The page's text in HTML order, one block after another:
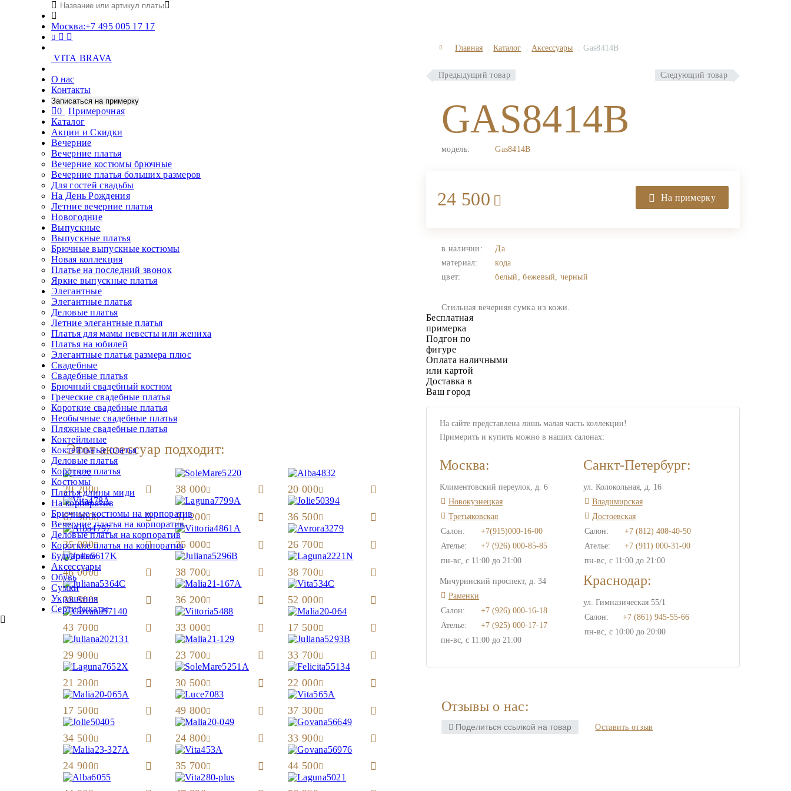
Москва:+7 495 005 17 17
VITA BRAVA
О нас
Контакты
Записаться на примерку
0
Примерочная
Каталог
Акции и Скидки
Вечерние
Вечерние платья
Вечерние костюмы брючные
Вечерние платья больших размеров
Для гостей свадьбы
На День Рождения
Летние вечерние платья
Новогодние
Выпускные
Выпускные платья
Брючные выпускные костюмы
Новая коллекция
Платье на последний звонок
Яркие выпускные платья
Элегантные
Элегантные платья
Деловые платья
Летние элегантные платья
Платья для мамы невесты или жениха
Платья на юбилей
Элегантные платья размера плюс
Свадебные
Свадебные платья
Брючный свадебный костюм
Греческие свадебные платья
Короткие свадебные платья
Необычные свадебные платья
Пляжные свадебные платья
Коктейльные
Коктейльные платья
Деловые платья
Короткие платья
Костюмы
Платья длины миди
На корпоратив
Брючные костюмы на корпоратив
Вечерние платья на корпоратив
Деловые платья на корпоратив
Короткие платья на корпоратив
Будуарные
Аксессуары
Обувь
Сумки
Украшения
Сертификаты
Этот аксессуар подходит:
20 200 38 000 20 000
67 900 31 200 36 500
35 000 35 000 26 700
46 000 38 700 38 700
33 500 36 200 52 000
43 700 33 000 17 500
29 900 23 700 33 700
21 200 30 500 22 000
17 500 49 800 37 300
34 500 24 800 33 900
24 900 35 700 44 500
Главная Каталог Аксессуары Gas8414B
Предыдущий товар Следующий товар
GAS8414B
модель: Gas8414B
24 500 На примерку
в наличии:
Да
материал:
кода
цвет:
белый, бежевый, черный
Стильная вечерняя сумка из кожи.
Бесплатная
примерка
Подгон по
фигуре
Оплата наличными
или картой
Доставка в
Ваш город
На сайте представлена лишь малая часть коллекции!
Примерить и купить можно в наших салонах:
Москва:
Климентовский переулок, д. 6
Новокузнецкая
Третьяковская
Салон:
+7(915)000-16-00
Ателье:
+7 (926) 000-85-85
пн-вс, с 11:00 до 21:00
Санкт-Петербург:
ул. Колокольная, д. 16
Владимирская
Достоевская
Салон:
+7 (812) 408-40-50
Ателье:
+7 (911) 000-31-00
пн-вс, с 11:00 до 21:00
Мичуринский проспект, д. 34
Раменки
Салон:
+7 (926) 000-16-18
Ателье:
+7 (925) 000-17-17
пн-вс, с 11:00 до 21:00
Краснодар:
ул. Гимназическая 55/1
Салон:
+7 (861) 945-55-66
пн-вс, с 10:00 до 20:00
Отзывы о нас:
Поделиться ссылкой на товар Оставить отзыв